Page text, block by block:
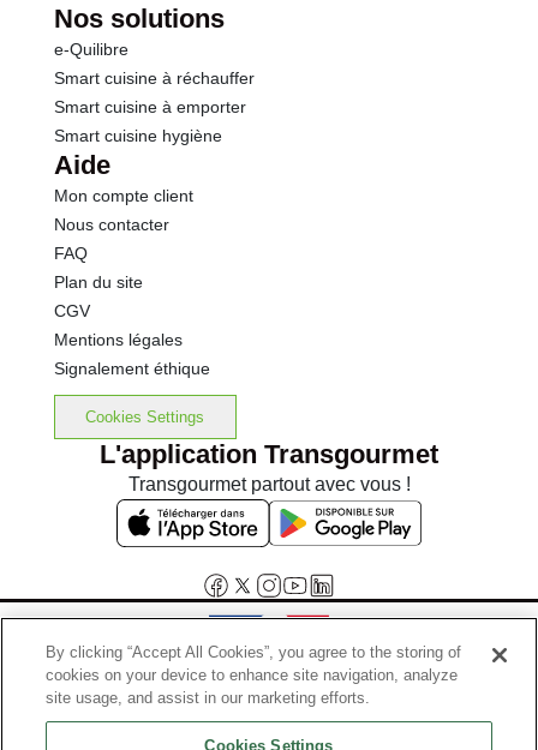
Nos solutions
e-Quilibre
Smart cuisine à réchauffer
Smart cuisine à emporter
Smart cuisine hygiène
Aide
Mon compte client
Nous contacter
FAQ
Plan du site
CGV
Mentions légales
Signalement éthique
Cookies Settings
L'application Transgourmet
Transgourmet partout avec vous !
Interdiction de vente de boissons alcooliques aux mineurs de
moins de 18 ans
By clicking “Accept All Cookies”, you agree to the storing of
cookies on your device to enhance site navigation, analyze
site usage, and assist in our marketing efforts.
Cookies Settings